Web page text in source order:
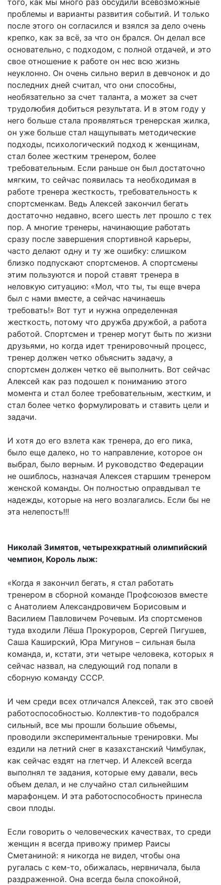
проблемы и варианты развития событий. И только
после этого он согласился и взялся за дело очень
крепко, как за всё, за что он брался. Он делал все
основательно, с подходом, с полной отдачей, и это
свое отношение к работе он нес всю жизнь
неуклонно. Он очень сильно верил в девчонок и до
последних дней считал, что они способны,
необязательно за счет таланта, а может за счет
трудолюбия добиться результата. И в этом году у
него больше стала проявляться тренерская жилка,
он уже больше стал нащупывать методические
подходы, психологический подход к женщинам,
стал более жестким тренером, более
требовательным. Если раньше он был достаточно
мягким, то сейчас появилась та необходимая в
работе тренера жесткость, требовательность к
спортсменкам. Ведь Алексей закончил бегать
достаточно недавно, всего шесть лет прошло с тех
пор. А многие тренеры, начинающие работать
сразу после завершения спортивной карьеры,
часто делают одну и ту же ошибку: слишком
близко подпускают спортсменов. А спортсмены
этим пользуются и порой ставят тренера в
неловкую ситуацию: «Мол, что ты, ты еще вчера
был с нами вместе, а сейчас начинаешь
требовать!» Вот тут и нужна определенная
жесткость, потому что дружба дружбой, а работа
работой. Спортсмен и тренер могут быть по жизни
друзьями, но когда идет тренировочный процесс,
тренер должен четко объяснить задачу, а
спортсмен должен четко её выполнить. Вот сейчас
Алексей как раз подошел к пониманию этого
момента и стал более требовательным, жестким, и
стал более четко формулировать и ставить цели и
задачи.
И хотя до его взлета как тренера, до его пика,
было еще далеко, но то направление, которое он
выбрал, было верным. И руководство Федерации
не ошиблось, назначая Алексея старшим тренером
женской команды. Он полностью оправдывал те
надежды, которые на него возлагались. Если бы не
эта нелепость!!!
Николай Зимятов, четырехкратный олимпийский
чемпион, Король лыж:
«Когда я закончил бегать, я стал работать
тренером в сборной команде Профсоюзов вместе
с Анатолием Александровичем Борисовым и
Василием Павловичем Рочевым. Из спортсменов
туда входили Лёша Прокуроров, Сергей Пигушев,
Саша Каширский, Юра Мигунов – сильная была
команда, и, кстати, эти четыре человека, которых я
сейчас назвал, на следующий год попали в
сборную команду СССР.
И чем среди всех отличался Алексей, так это своей
работоспособностью. Коллектив-то подобрался
сильный, все мы прошли большие объемы,
проводили экспериментальные тренировки. Мы
ездили на летний снег в казахстанский Чимбулак,
как сейчас ездят на глетчер. И Алексей всегда
выполнял те задания, которые ему давали, весь
объем делал, и не случайно стал сильнейшим
марафонцем. И эта работоспособность принесла
свои плоды.
Если говорить о человеческих качествах, то среди
женщин я всегда привожу пример Раисы
Сметаниной: я никогда не видел, чтобы она
ругалась с кем-то, обижалась, нервничала, была
раздраженной. Она всегда была спокойной,